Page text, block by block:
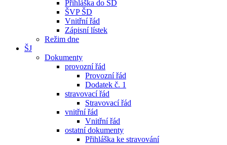
Přihláška do ŠD
ŠVP ŠD
Vnitřní řád
Zápisní lístek
Režim dne
ŠJ
Dokumenty
provozní řád
Provozní řád
Dodatek č. 1
stravovací řád
Stravovací řád
vnitřní řád
Vnitřní řád
ostatní dokumenty
Přihláška ke stravování